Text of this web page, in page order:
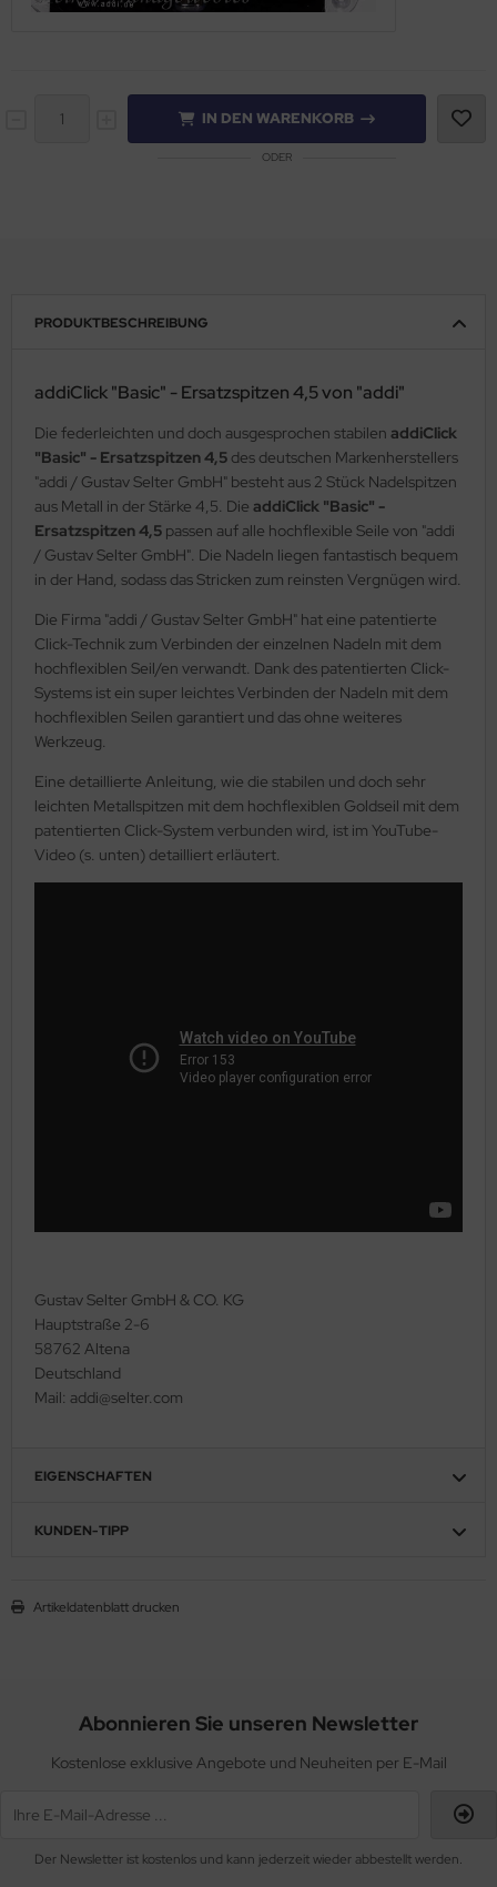
IN DEN WARENKORB
ODER
PRODUKTBESCHREIBUNG
addiClick "Basic" - Ersatzspitzen 4,5 von "addi"
Die federleichten und doch ausgesprochen stabilen addiClick
"Basic" - Ersatzspitzen 4,5 des deutschen Markenherstellers
"addi / Gustav Selter GmbH" besteht aus 2 Stück Nadelspitzen
aus Metall in der Stärke 4,5. Die addiClick "Basic" -
Ersatzspitzen 4,5 passen auf alle hochflexible Seile von "addi
/ Gustav Selter GmbH". Die Nadeln liegen fantastisch bequem
in der Hand, sodass das Stricken zum reinsten Vergnügen wird.
Die Firma "addi / Gustav Selter GmbH" hat eine patentierte
Click-Technik zum Verbinden der einzelnen Nadeln mit dem
hochflexiblen Seil/en verwandt. Dank des patentierten Click-
Systems ist ein super leichtes Verbinden der Nadeln mit dem
hochflexiblen Seilen garantiert und das ohne weiteres
Werkzeug.
Eine detaillierte Anleitung, wie die stabilen und doch sehr
leichten Metallspitzen mit dem hochflexiblen Goldseil mit dem
patentierten Click-System verbunden wird, ist im YouTube-
Video (s. unten) detailliert erläutert.
Gustav Selter GmbH & CO. KG
Hauptstraße 2-6
58762 Altena
Deutschland
Mail: addi@selter.com
EIGENSCHAFTEN
KUNDEN-TIPP
Artikeldatenblatt drucken
Abonnieren Sie unseren Newsletter
Kostenlose exklusive Angebote und Neuheiten per E-Mail
Der Newsletter ist kostenlos und kann jederzeit wieder abbestellt werden.